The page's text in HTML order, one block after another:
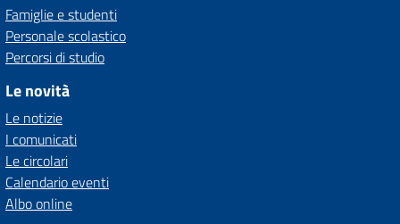
Famiglie e studenti
Personale scolastico
Percorsi di studio
Le novità
Le notizie
I comunicati
Le circolari
Calendario eventi
Albo online